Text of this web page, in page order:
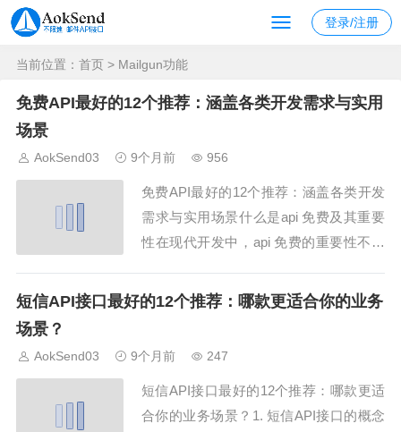
登录/注册
当前位置： 首页 > Mailgun功能
免费API最好的12个推荐：涵盖各类开发需求与实用
场景
AokSend03 9个月前 956
免费API最好的12个推荐：涵盖各类开发
需求与实用场景什么是api 免费及其重要
性在现代开发中，api 免费的重要性不可
让初学者和企业开发者能够快速接入各种
实例。通过 A...
短信API接口最好的12个推荐：哪款更适合你的业务
场景？
AokSend03 9个月前 247
短信API接口最好的12个推荐：哪款更适
合你的业务场景？1. 短信API接口的概念